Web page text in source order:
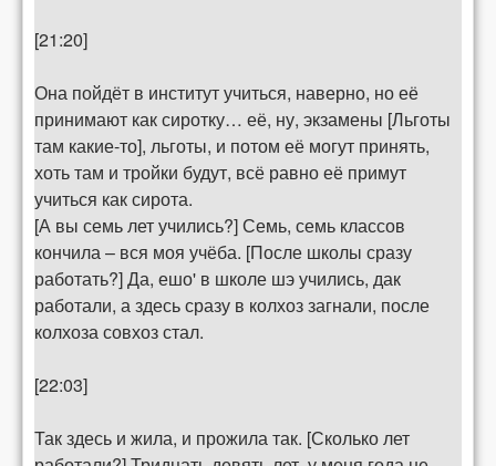
[21:20]
Она пойдёт в институт учиться, наверно, но её
принимают как сиротку… её, ну, экзамены [Льготы
там какие-то], льготы, и потом её могут принять,
хоть там и тройки будут, всё равно её примут
учиться как сирота.
[А вы семь лет учились?] Семь, семь классов
кончила – вся моя учёба. [После школы сразу
работать?] Да, ешо' в школе шэ учились, дак
работали, а здесь сразу в колхоз загнали, после
колхоза совхоз стал.
[22:03]
Так здесь и жила, и прожила так. [Сколько лет